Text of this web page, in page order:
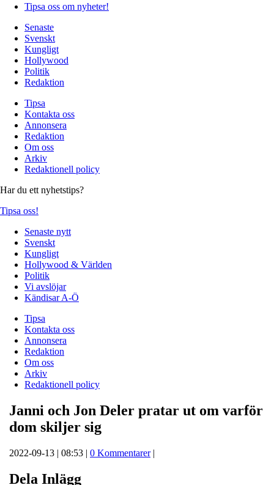
Tipsa oss om nyheter!
Senaste
Svenskt
Kungligt
Hollywood
Politik
Redaktion
Tipsa
Kontakta oss
Annonsera
Redaktion
Om oss
Arkiv
Redaktionell policy
Har du ett nyhetstips?
Tipsa oss!
Senaste nytt
Svenskt
Kungligt
Hollywood & Världen
Politik
Vi avslöjar
Kändisar A-Ö
Tipsa
Kontakta oss
Annonsera
Redaktion
Om oss
Arkiv
Redaktionell policy
Janni och Jon Deler pratar ut om varför
dom skiljer sig
2022-09-13 | 08:53 | 0 Kommentarer|
Dela Inlägg